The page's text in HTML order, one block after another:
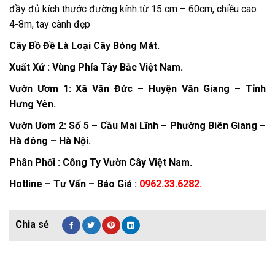
đầy đủ kích thước đường kính từ 15 cm – 60cm, chiều cao
4-8m, tay cành đẹp
Cây Bồ Đề Là Loại Cây Bóng Mát.
Xuất Xứ : Vùng Phía Tây Bắc Việt Nam.
Vườn Ươm 1: Xã Văn Đức – Huyện Văn Giang – Tỉnh
Hưng Yên.
Vườn Ươm 2: Số 5 – Cầu Mai Lĩnh – Phường Biên Giang –
Hà đông – Hà Nội.
Phân Phối : Công Ty Vườn Cây Việt Nam.
Hotline – Tư Vấn – Báo Giá : 0962.33.6282.